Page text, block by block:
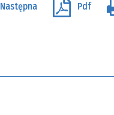
Następna Pdf